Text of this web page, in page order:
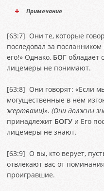
Примечание
[63:7] Они те, которые
последовал за посланником
его!» Однако, БОГ обладает
лицемеры не понимают.
[63:8] Они говорят: «Если
могущественные в нём
жертвами)». (Они должны
принадлежит БОГУ и Его
лицемеры не знают.
[63:9] O вы, кто верует,
отвлекают вас от поминания
проигравшие.